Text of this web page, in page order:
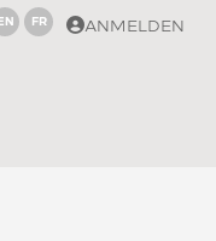
EN FR ANMELDEN